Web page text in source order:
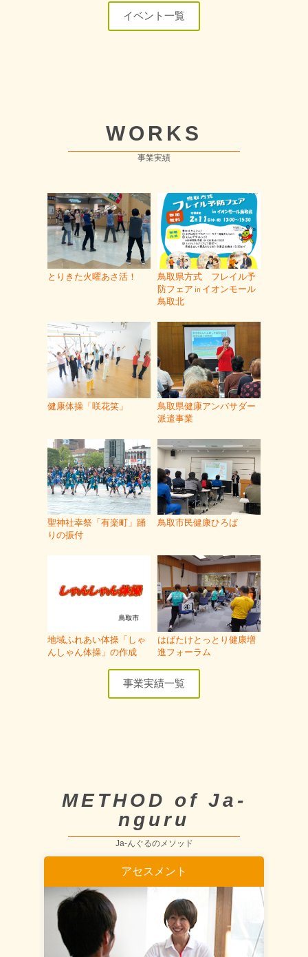
イベント一覧
WORKS
事業実績
とりきた火曜あさ活！
鳥取県方式 フレイル予
防フェア㏌イオンモール
鳥取北
健康体操「咲花笑」
鳥取県健康アンバサダー
派遣事業
聖神社幸祭「有楽町」踊
りの振付
鳥取市民健康ひろば
地域ふれあい体操「しゃ
んしゃん体操」の作成
はばたけとっとり健康増
進フォーラム
事業実績一覧
METHOD of Ja-
nguru
Ja-んぐるのメソッド
アセスメント